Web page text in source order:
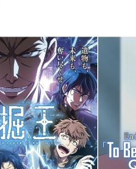
アニメ記事一覧
声優記事一覧